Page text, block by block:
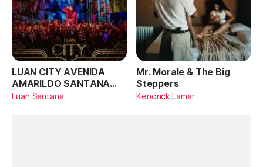
LUAN CITY AVENIDA
AMARILDO SANTANA
(Ao Vivo)
Luan Santana
Mr. Morale & The Big
Steppers
Kendrick Lamar